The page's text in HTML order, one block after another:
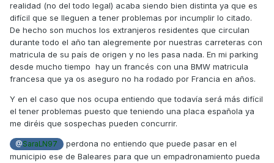
realidad (no del todo legal) acaba siendo bien distinta ya que es
difícil que se lleguen a tener problemas por incumplir lo citado.
De hecho son muchos los extranjeros residentes que circulan
durante todo el año tan alegremente por nuestras carreteras con
matricula de su país de origen y no les pasa nada. En mi parking
desde mucho tiempo hay un francés con una BMW matricula
francesa que ya os aseguro no ha rodado por Francia en años.
Y en el caso que nos ocupa entiendo que todavía será más difícil
el tener problemas puesto que teniendo una placa española ya
me diréis que sospechas pueden concurrir.
@SaraLN97
perdona no entiendo que puede pasar en el
municipio ese de Baleares para que un empadronamiento pueda